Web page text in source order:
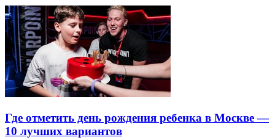
Где отметить день рождения ребенка в Москве —
10 лучших вариантов